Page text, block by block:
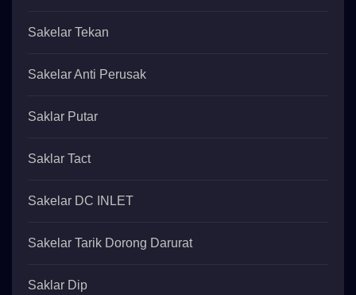
Sakelar Tekan
Sakelar Anti Perusak
Saklar Putar
Saklar Tact
Sakelar DC INLET
Sakelar Tarik Dorong Darurat
Saklar Dip